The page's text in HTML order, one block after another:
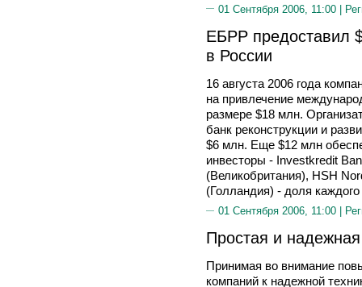
01 Сентября 2006, 11:00 |
ЕБРР предоставил
в России
16 августа 2006 года
на привлечение
размере $18 млн.
банк реконструкции и
$6 млн. Еще $12 млн
инвесторы - Investkredit
(Великобритания), HSH
(Голландия) - доля
01 Сентября 2006, 11:00 |
Простая и
Принимая во внимание
компаний к надежной